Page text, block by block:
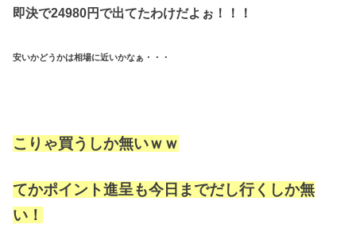
即決で24980円で出てたわけだよぉ！！！
安いかどうかは相場に近いかなぁ・・・
こりゃ買うしか無いｗｗ
てかポイント進呈も今日までだし行くしか無
い！